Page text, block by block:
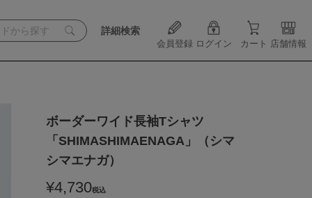
詳細検索
会員登録 ログイン カート 店舗情報
ボーダーワイド長袖Tシャツ
「SHIMASHIMAENAGA」（シマ
シマエナガ）
¥4,730税込